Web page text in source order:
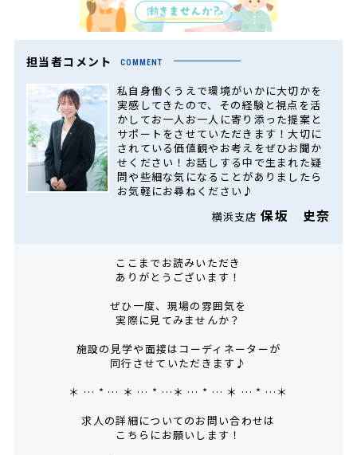
担当者コメント COMMENT
私自身働くうえで環境がいかに大切かを
実感してきたので、その経験と視点を活
かしてお一人お一人に寄り添った提案と
サポートをさせていただきます！大切に
されている価値観やお考えをぜひお聞か
せください！お話しする中で生まれた疑
問や些細な気になることがありましたら
お気軽にお尋ねください♪
横浜支店保坂 史奈
ここまでお読みいただき
ありがとうございます！
ぜひ一度、現場の雰囲気を
実際に見てみませんか？
施設の見学や面接はコーディネーターが
同行させていただきます♪
＊ … * … ＊ … * …＊ … * … ＊ … * …＊
求人の詳細についてのお問い合わせは
こちらにお願いします！